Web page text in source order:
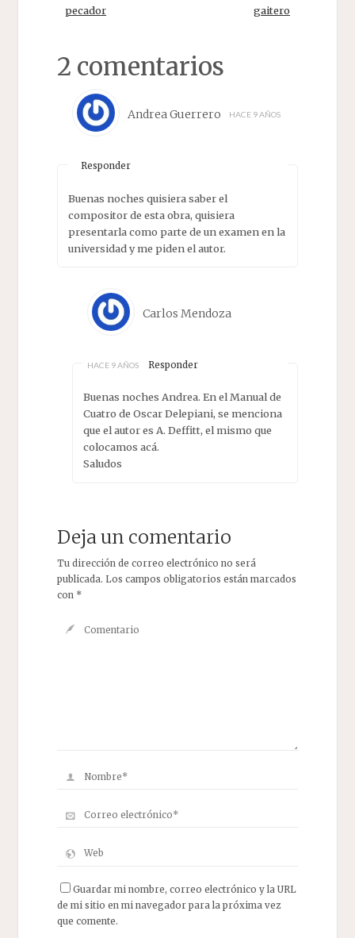
pecador
gaitero
2 comentarios
Andrea Guerrero HACE 9 AÑOS
Responder
Buenas noches quisiera saber el
compositor de esta obra, quisiera
presentarla como parte de un examen en la
universidad y me piden el autor.
Carlos Mendoza
HACE 9 AÑOS Responder
Buenas noches Andrea. En el Manual de
Cuatro de Oscar Delepiani, se menciona
que el autor es A. Deffitt, el mismo que
colocamos acá.
Saludos
Deja un comentario
Tu dirección de correo electrónico no será
publicada. Los campos obligatorios están marcados
con *
Guardar mi nombre, correo electrónico y la URL
de mi sitio en mi navegador para la próxima vez
que comente.